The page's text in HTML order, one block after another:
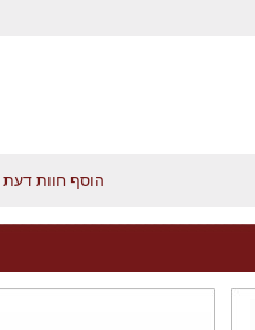
הוסף חוות דעת